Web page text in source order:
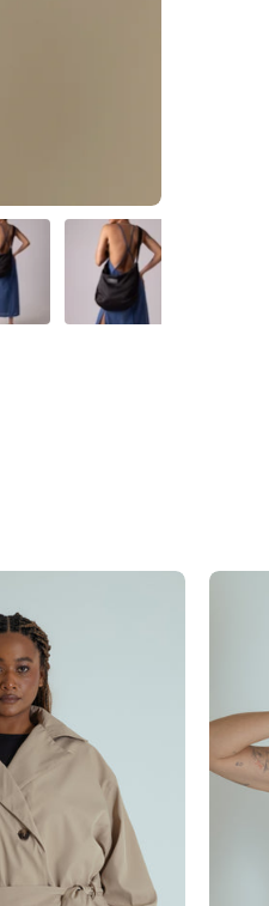
casaco trench coat curto